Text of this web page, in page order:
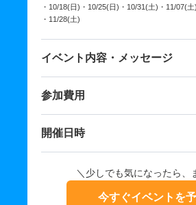
・10/18(日) ・10/25(日) ・10/31(土) ・11/07(土)
・11/28(土)
イベント内容・メッセージ
参加費用
開催日時
＼少しでも気になったら、
今すぐイベントを